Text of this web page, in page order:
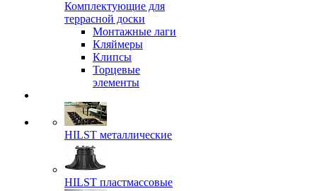
Комплектующие для
террасной доски
Монтажные лаги
Кляймеры
Клипсы
Торцевые
элементы
HILST металлические
HILST пластмассовые